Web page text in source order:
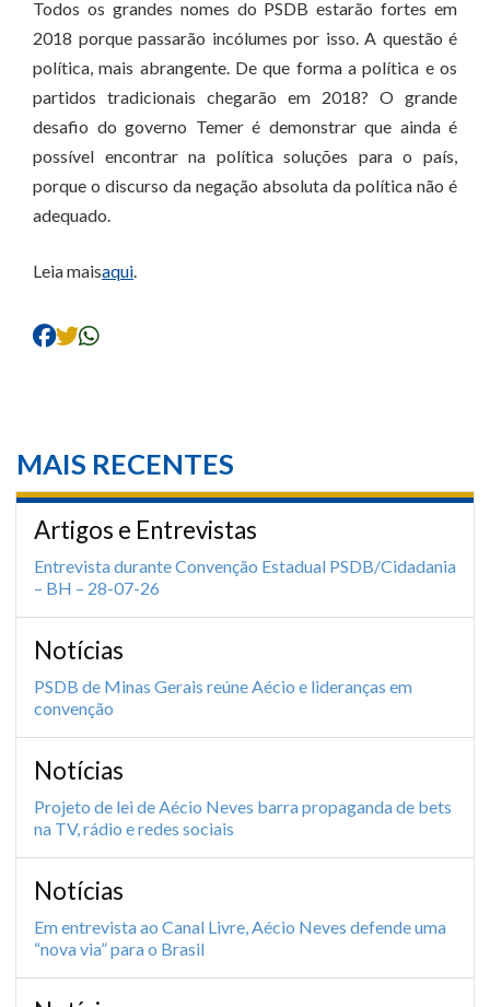
Todos os grandes nomes do PSDB estarão fortes em
2018 porque passarão incólumes por isso. A questão é
política, mais abrangente. De que forma a política e os
partidos tradicionais chegarão em 2018? O grande
desafio do governo Temer é demonstrar que ainda é
possível encontrar na política soluções para o país,
porque o discurso da negação absoluta da política não é
adequado.
Leia maisaqui.
MAIS RECENTES
Artigos e Entrevistas
Entrevista durante Convenção Estadual PSDB/Cidadania
– BH – 28-07-26
Notícias
PSDB de Minas Gerais reúne Aécio e lideranças em
convenção
Notícias
Projeto de lei de Aécio Neves barra propaganda de bets
na TV, rádio e redes sociais
Notícias
Em entrevista ao Canal Livre, Aécio Neves defende uma
“nova via” para o Brasil